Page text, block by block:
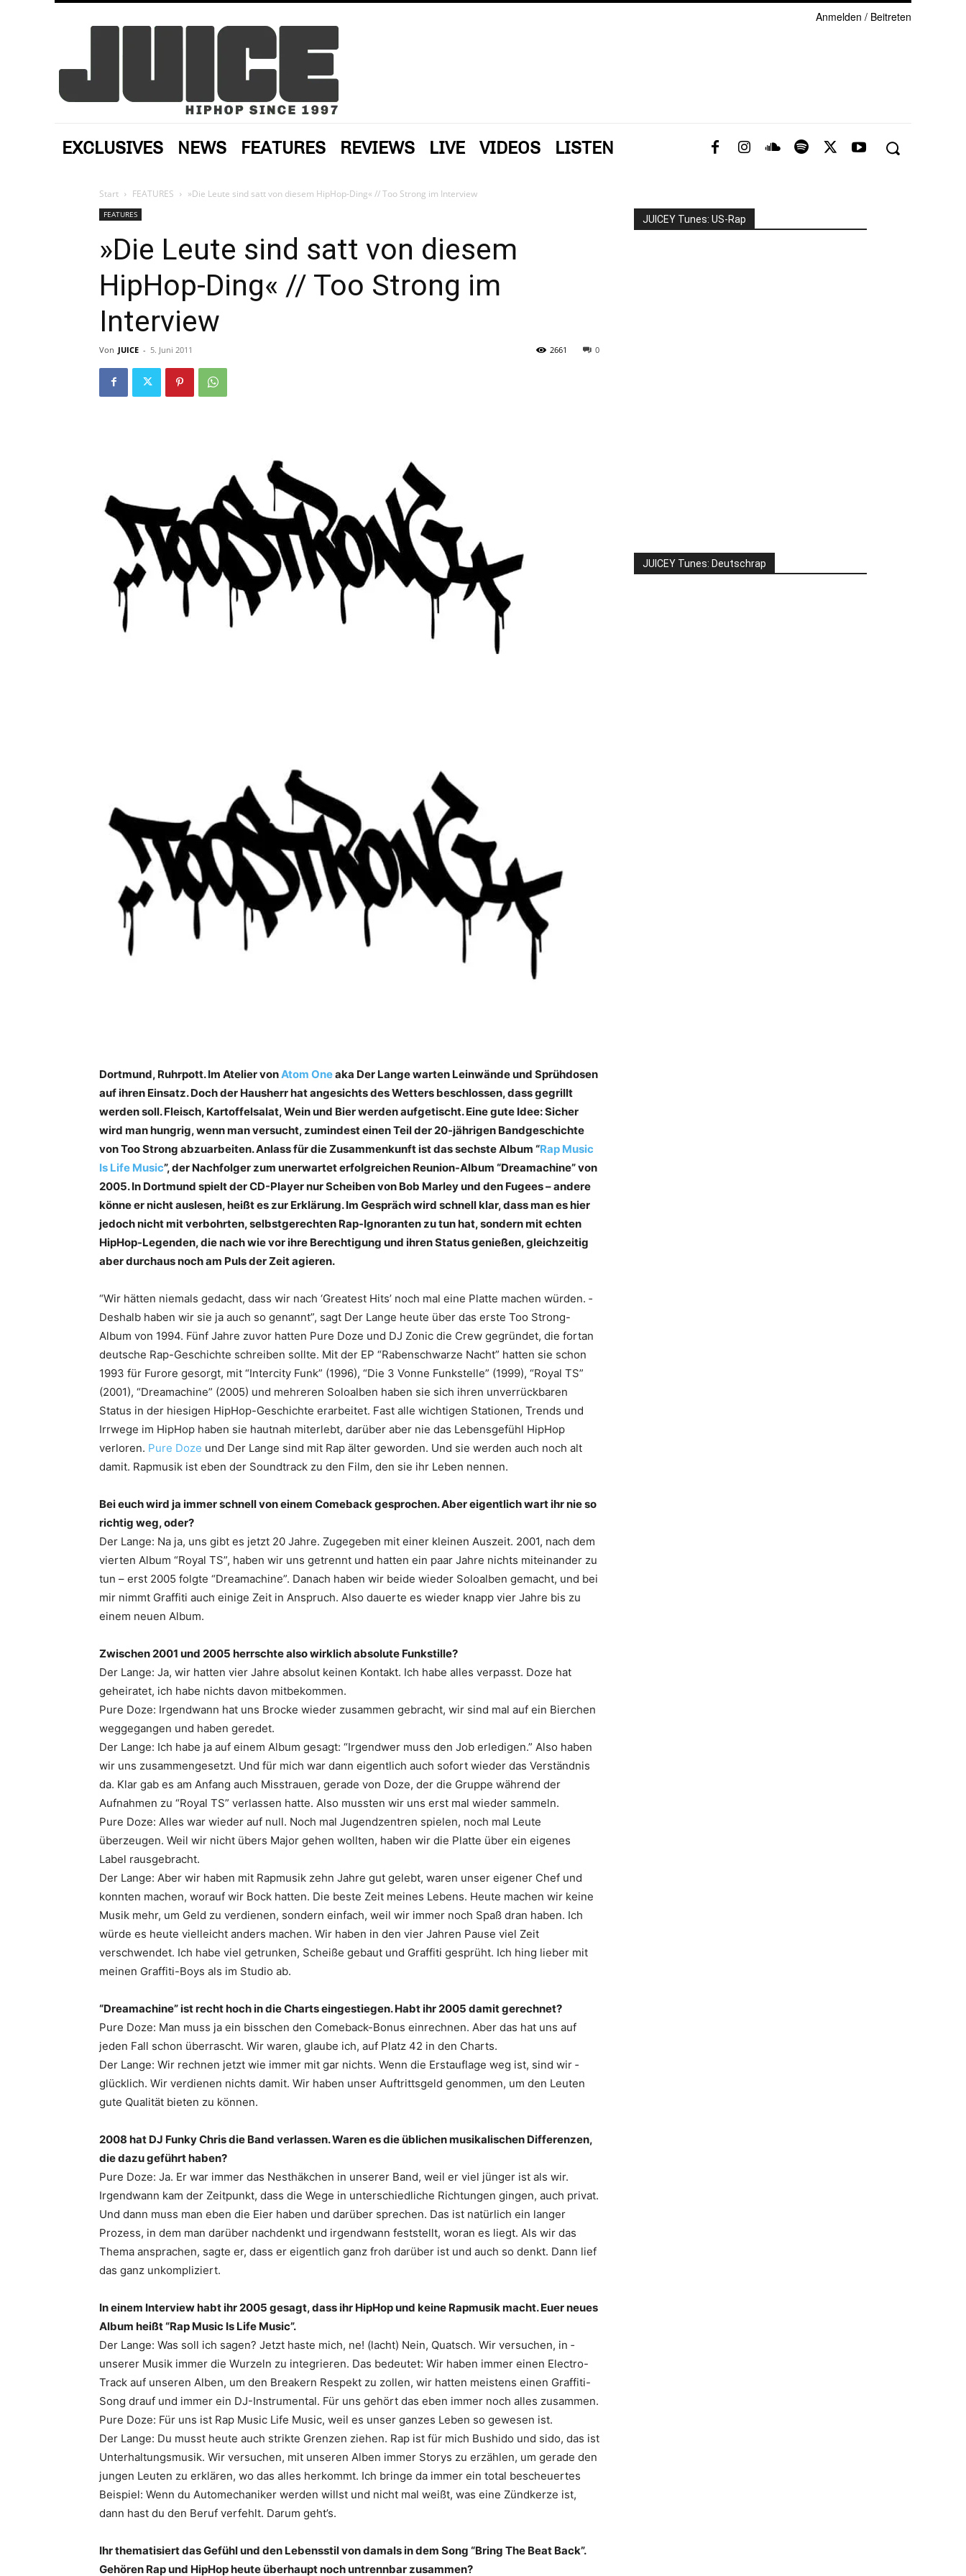
Anmelden / Beitreten
EXCLUSIVES NEWS FEATURES REVIEWS LIVE VIDEOS LISTEN
Start FEATURES »Die Leute sind satt von diesem HipHop-Ding« // Too Strong im Interview
FEATURES
»Die Leute sind satt von diesem
HipHop-Ding« // Too Strong im
Interview
Von JUICE - 5. Juni 2011 0
2661
Dortmund, Ruhrpott. Im Atelier vonAtom Oneaka Der Lange warten Leinwände und Sprühdosen
auf ihren Einsatz. Doch der Hausherr hat angesichts des Wetters beschlossen, dass gegrillt
werden soll. Fleisch, Kartoffelsalat, Wein und Bier werden ­aufgetischt. Eine gute Idee: Sicher
wird man hungrig, wenn man versucht, zumindest einen Teil der ­20-­jährigen Bandgeschichte
von Too Strong abzuarbeiten. Anlass für die Zusammenkunft ist das sechste Album “Rap Music
Is Life Music”, der Nachfolger zum unerwartet erfolgreichen ­Reunion-Album “Dreamachine” von
2005. In Dortmund spielt der CD-Player nur Scheiben von Bob ­Marley und den Fugees – andere
könne er nicht auslesen, heißt es zur Erklärung. Im Gespräch wird schnell klar, dass man es hier
jedoch nicht mit verbohrten, selbstgerechten Rap-Ignoranten zu tun hat, sondern mit echten
HipHop-Legenden, die nach wie vor ihre Berechtigung und ihren ­Status genießen, gleichzeitig
aber durchaus noch am Puls der Zeit agieren.
“Wir hätten niemals gedacht, dass wir nach ­‘Greatest Hits’ noch mal eine Platte machen würden. ­
Deshalb haben wir sie ja auch so genannt”, sagt Der Lange heute über das erste Too Strong-
Album von 1994. Fünf Jahre zuvor hatten Pure Doze und DJ Zonic die Crew gegründet, die fortan
deutsche Rap-Geschichte schreiben sollte. Mit der EP “Rabenschwarze Nacht” hatten sie schon
1993 für Furore gesorgt, mit “Intercity Funk” (1996), “Die 3 Vonne Funkstelle” (1999), “Royal TS”
(2001), “Dreamachine” (2005) und mehreren Soloalben haben sie sich ihren unverrückbaren
Status in der hiesigen HipHop-Geschichte erarbeitet. Fast alle wichtigen Stationen, Trends und
Irrwege im HipHop haben sie hautnah miterlebt, darüber aber nie das Lebensgefühl HipHop
verloren. Pure Doze und Der Lange sind mit Rap ­älter geworden. Und sie werden auch noch alt
damit. Rapmusik ist eben der Soundtrack zu den Film, den sie ihr Leben nennen.
Bei euch wird ja immer schnell von einem Comeback gesprochen. Aber eigentlich wart ihr nie so
richtig weg, oder?
Der Lange: Na ja, uns gibt es jetzt 20 Jahre. Zugegeben mit einer kleinen Auszeit. 2001, nach dem
vierten Album “Royal TS”, haben wir uns getrennt und hatten ein paar Jahre nichts miteinander zu
tun – erst 2005 folgte “Dreamachine”. Danach haben wir beide wieder Soloalben gemacht, und bei
mir nimmt Graffiti auch einige Zeit in Anspruch. Also dauerte es wieder knapp vier Jahre bis zu
einem neuen Album.
Zwischen 2001 und 2005 herrschte also wirklich absolute Funkstille?
Der Lange: Ja, wir hatten vier Jahre absolut keinen Kontakt. Ich habe alles verpasst. Doze hat
geheiratet, ich habe nichts davon mitbekommen.
Pure Doze: Irgendwann hat uns Brocke wieder zusammen gebracht, wir sind mal auf ein Bierchen
weggegangen und haben geredet.
Der Lange: Ich habe ja auf einem Album gesagt: “Irgendwer muss den Job erledigen.” Also haben
wir uns zusammengesetzt. Und für mich war dann eigentlich auch sofort wieder das Verständnis
da. Klar gab es am Anfang auch Misstrauen, gerade von Doze, der die Gruppe während der
Aufnahmen zu “Royal TS” verlassen hatte. Also mussten wir uns erst mal wieder sammeln.
Pure Doze: Alles war wieder auf null. Noch mal Jugendzentren spielen, noch mal Leute
überzeugen. Weil wir nicht übers Major gehen wollten, haben wir die Platte über ein eigenes
Label rausgebracht.
Der Lange: Aber wir haben mit Rapmusik zehn Jahre gut gelebt, waren unser eigener Chef und
konnten machen, worauf wir Bock hatten. Die beste Zeit meines Lebens. Heute machen wir keine
Musik mehr, um Geld zu verdienen, sondern einfach, weil wir immer noch Spaß dran haben. Ich
würde es heute vielleicht anders machen. Wir haben in den vier Jahren Pause viel Zeit
verschwendet. Ich habe viel getrunken, Scheiße gebaut und Graffiti gesprüht. Ich hing lieber mit
meinen Graffiti-Boys als im Studio ab.
“Dreamachine” ist recht hoch in die Charts ­eingestiegen. Habt ihr 2005 damit gerechnet?
Pure Doze: Man muss ja ein bisschen den Comeback-Bonus einrechnen. Aber das hat uns auf
jeden Fall schon überrascht. Wir waren, glaube ich, auf Platz 42 in den Charts.
Der Lange: Wir rechnen jetzt wie immer mit gar nichts. Wenn die Erstauflage weg ist, sind wir ­
glücklich. Wir verdienen nichts damit. Wir haben unser Auftrittsgeld genommen, um den Leuten
gute Qualität bieten zu können.
2008 hat DJ Funky Chris die Band ­verlassen. Waren es die üblichen musikalischen ­Differenzen,
die dazu geführt haben?
Pure Doze: Ja. Er war immer das Nesthäkchen in unserer Band, weil er viel jünger ist als wir.
Irgendwann kam der Zeitpunkt, dass die Wege in unterschiedliche Richtungen gingen, auch privat.
Und dann muss man eben die Eier haben und darüber sprechen. Das ist natürlich ein langer
Prozess, in dem man darüber nachdenkt und irgendwann feststellt, woran es liegt. Als wir das
Thema ansprachen, sagte er, dass er eigentlich ganz froh darüber ist und auch so denkt. Dann lief
das ganz unkompliziert.
In einem Interview habt ihr 2005 gesagt, dass ihr HipHop und keine Rapmusik macht. Euer neues
Album heißt “Rap Music Is Life Music”.
Der Lange: Was soll ich sagen? Jetzt haste mich, ne! (lacht) Nein, Quatsch. Wir versuchen, in ­
unserer Musik immer die Wurzeln zu integrieren. Das ­bedeutet: Wir haben immer einen Electro-
Track auf unseren Alben, um den Breakern Respekt zu zollen, wir hatten meistens einen Graffiti-
Song drauf und immer ein DJ-Instrumental. Für uns gehört das eben immer noch alles zusammen.
Pure Doze: Für uns ist Rap Music Life Music, weil es unser ganzes Leben so gewesen ist.
Der Lange: Du musst heute auch strikte Grenzen ziehen. Rap ist für mich Bushido und sido, das ist
Unterhaltungsmusik. Wir versuchen, mit unseren Alben immer Storys zu erzählen, um gerade den
jungen Leuten zu erklären, wo das alles herkommt. Ich bringe da immer ein total bescheuertes
Beispiel: Wenn du Automechaniker werden willst und nicht mal weißt, was eine Zündkerze ist,
dann hast du den Beruf verfehlt. Darum geht’s.
Ihr thematisiert das Gefühl und den Lebensstil von damals in dem Song “Bring The Beat Back”.
Gehören Rap und HipHop heute überhaupt noch untrennbar zusammen?
JUICEY Tunes: US-Rap
JUICEY Tunes: Deutschrap